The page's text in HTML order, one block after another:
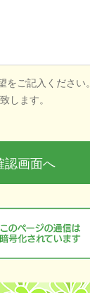
ご記入ください。
します。